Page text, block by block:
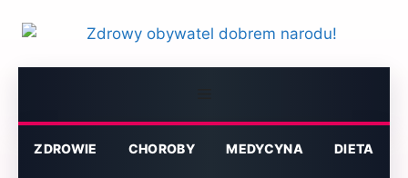
ZDROWIE CHOROBY MEDYCYNA DIETA